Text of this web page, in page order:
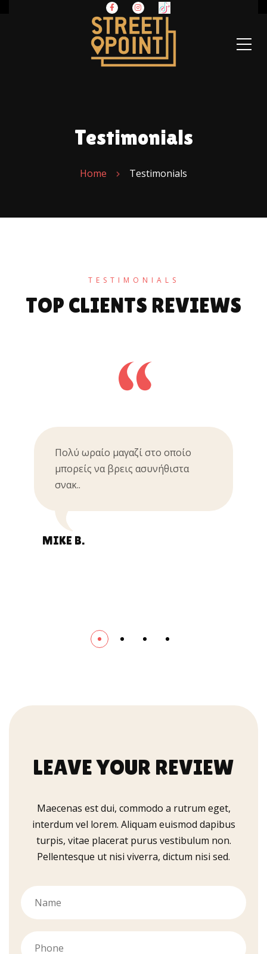
Testimonials
Home Testimonials
TESTIMONIALS
TOP CLIENTS REVIEWS
Πολύ ωραίο μαγαζί στο οποίο
μπορείς να βρεις ασυνήθιστα
σνακ..
MIKE B.
LEAVE YOUR REVIEW
Maecenas est dui, commodo a rutrum eget,
interdum vel lorem. Aliquam euismod dapibus
turpis, vitae placerat purus vestibulum non.
Pellentesque ut nisi viverra, dictum nisi sed.